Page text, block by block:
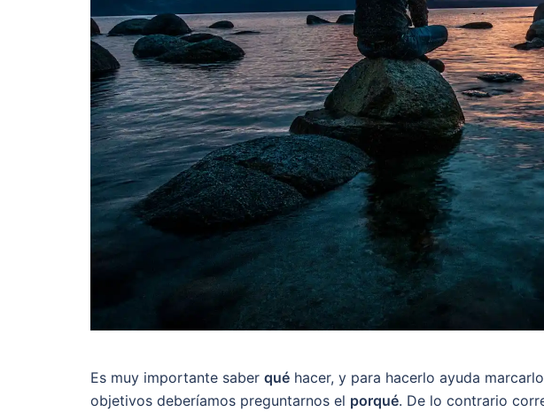
Es muy importante saber qué hacer, y para hacerlo ayuda
objetivos deberíamos preguntarnos el porqué. De lo contrario